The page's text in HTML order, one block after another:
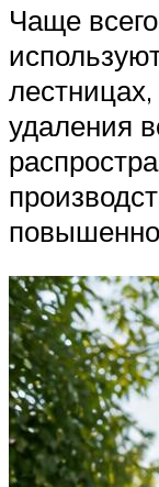
Чаще
удаления